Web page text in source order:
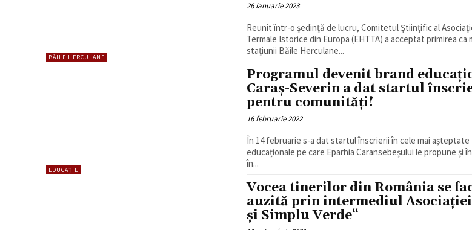
BĂILE HERCULANE
26 ianuarie 2023
Reunit într-o ședință de lucru, Comitetul Științific al
Termale Istorice din Europa (EHTTA) a acceptat primirea ca
stațiunii Băile Herculane...
EDUCAȚIE
Programul devenit brand
Caraș-Severin a dat startul
pentru comunități!
16 februarie 2022
În 14 februarie s-a dat startul înscrierii în cele mai
educaționale pe care Eparhia Caransebeșului le propune și
în...
Vocea tinerilor din România se
auzită prin intermediul
și Simplu Verde“